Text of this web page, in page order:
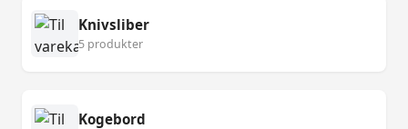
Knivsliber
5 produkter
Kogebord